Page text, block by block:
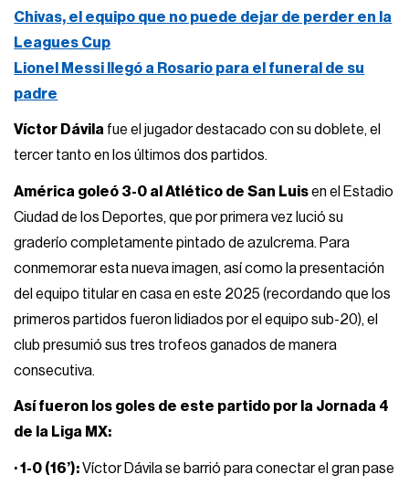
Chivas, el equipo que no puede dejar de perder en la
Leagues Cup
Lionel Messi llegó a Rosario para el funeral de su
padre
Víctor Dávila fue el jugador destacado con su doblete, el
tercer tanto en los últimos dos partidos.
América goleó 3-0 al Atlético de San Luisen el Estadio
Ciudad de los Deportes, que por primera vez lució su
graderío completamente pintado de azulcrema. Para
conmemorar esta nueva imagen, así como la presentación
del equipo titular en casa en este 2025 (recordando que los
primeros partidos fueron lidiados por el equipo sub-20), el
club presumió sus tres trofeos ganados de manera
consecutiva.
Así fueron los goles de este partido por la Jornada 4
de la Liga MX:
· 1-0 (16’):Víctor Dávila se barrió para conectar el gran pase